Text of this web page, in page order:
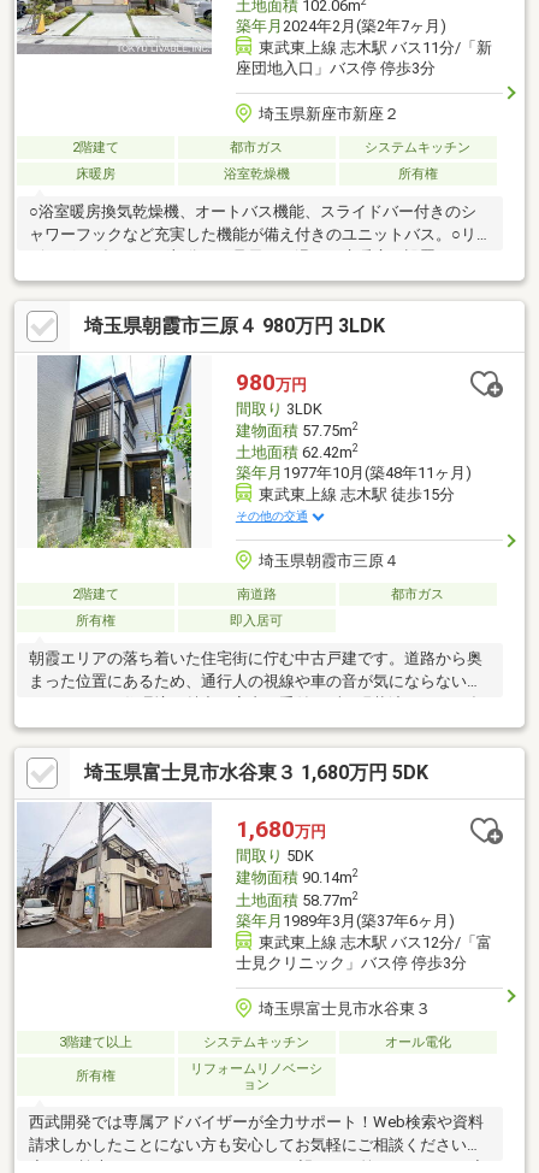
土地面積102.06m
築年月 2024年2月(築2年7ヶ月)
東武東上線 志木駅 バス11分/「新
座団地入口」バス停 停歩3分
埼玉県新座市新座２
2階建て 都市ガス
システムキッチン
床暖房
浴室乾燥機 所有権
○浴室暖房換気乾燥機、オートバス機能、スライドバー付きのシ
ャワーフックなど充実した機能が備え付きのユニットバス。○リ
います。○須田整形外科（内科）…徒歩3分（約205m）○Big-A新座
団地店…徒歩4分（約310m）○三角公園…徒歩5分（約395m）○新
座団地内郵便局…徒歩6分（約475m）○新座警察署新座団地交番…
徒歩7分（約485m）○ガスト新座一丁目店…徒歩7分（約530m）○
ローソン志木ニュータウン店…徒歩9分（約645m）○新座小学校…
徒歩5分（約390m）○第四中学校…徒歩7分（約515m）
埼玉県朝霞市三原４ 980万円 3LDK
980万円
間取り 3LDK
建物面積57.75m2
土地面積62.42m2
築年月 1977年10月(築48年11ヶ月)
東武東上線 志木駅 徒歩15分
その他の交通
埼玉県朝霞市三原４
2階建て 南道路
都市ガス
所有権
即入居可
朝霞エリアの落ち着いた住宅街に佇む中古戸建です。道路から奥
まった位置にあるため、通行人の視線や車の音が気にならないプ
少修繕が必要ですが、南向きの大きな窓から差し込むたっぷりの
自然光は新築にも負けない財産です。ゼロから自分好みの空間に
大改造したい方にイチオシのキャンバス物件です。
埼玉県富士見市水谷東３ 1,680万円 5DK
1,680万円
間取り 5DK
建物面積90.14m2
土地面積58.77m2
築年月 1989年3月(築37年6ヶ月)
東武東上線 志木駅 バス12分/「富
士見クリニック」バス停 停歩3分
埼玉県富士見市水谷東３
3階建て以上 システムキッチン オール電化
所有権
リフォームリノベーシ
ョン
西武開発では専属アドバイザーが全力サポート！Web検索や資料
請求しかしたことにない方も安心してお気軽にご相談ください。